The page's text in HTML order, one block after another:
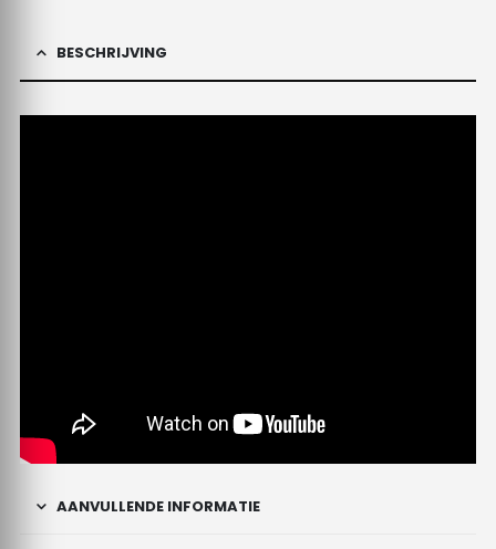
BESCHRIJVING
AANVULLENDE INFORMATIE